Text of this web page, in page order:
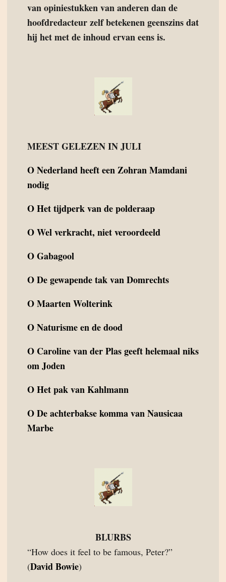
van opiniestukken van anderen dan de
hoofdredacteur zelf betekenen geenszins dat
hij het met de inhoud ervan eens is.
MEEST GELEZEN IN JULI
ONederland heeft een Zohran Mamdani
nodig
OHet tijdperk van de polderaap
OWel verkracht, niet veroordeeld
OGabagool
ODe gewapende tak van Domrechts
OMaarten Wolterink
ONaturisme en de dood
O Caroline van der Plas geeft helemaal niks
om Joden
OHet pak van Kahlmann
ODe achterbakse komma van Nausicaa
Marbe
BLURBS
“How does it feel to be famous, Peter?”
(David Bowie)